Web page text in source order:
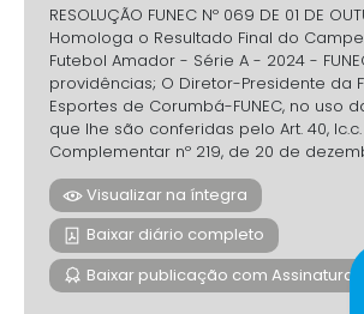
RESOLUÇÃO FUNEC Nº 069 DE 01 DE
Homologa o Resultado Final do
Futebol Amador - Série A - 2024 -
providências; O Diretor-Presidente da
Esportes de Corumbá-FUNEC, no uso
que lhe são conferidas pelo Art. 40, Ic.c.
Complementar nº 219, de 20 de
Visualizar na íntegra
Baixar diário completo
Baixar publicação com Assinatura